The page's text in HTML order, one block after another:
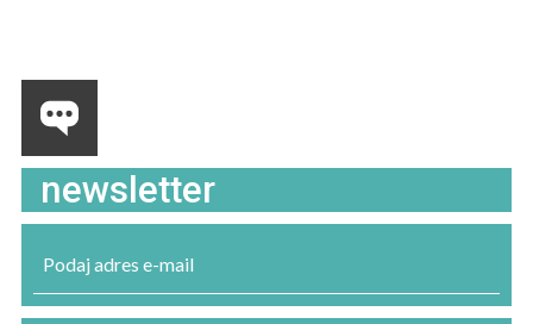
newsletter